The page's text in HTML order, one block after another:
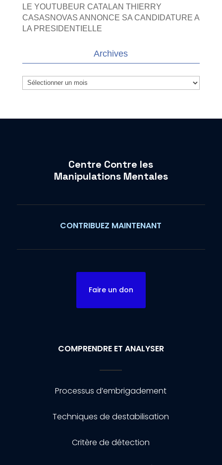
LE YOUTUBEUR CATALAN THIERRY
CASASNOVAS ANNONCE SA CANDIDATURE A
LA PRESIDENTIELLE
Archives
Archives
Centre Contre les
Manipulations Mentales
CONTRIBUEZ MAINTENANT
Faire un don
COMPRENDRE ET ANALYSER
Processus d’embrigadement
Techniques de destabilisation
Critère de détection